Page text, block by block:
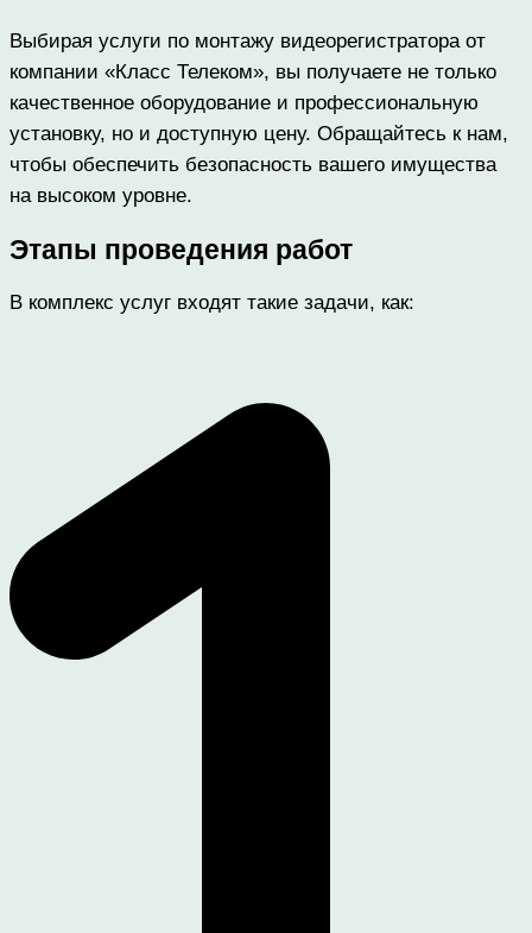
Выбирая услуги по монтажу видеорегистратора от
компании «Класс Телеком», вы получаете не только
качественное оборудование и профессиональную
установку, но и доступную цену. Обращайтесь к нам,
чтобы обеспечить безопасность вашего имущества
на высоком уровне.
Этапы проведения работ
В комплекс услуг входят такие задачи, как: